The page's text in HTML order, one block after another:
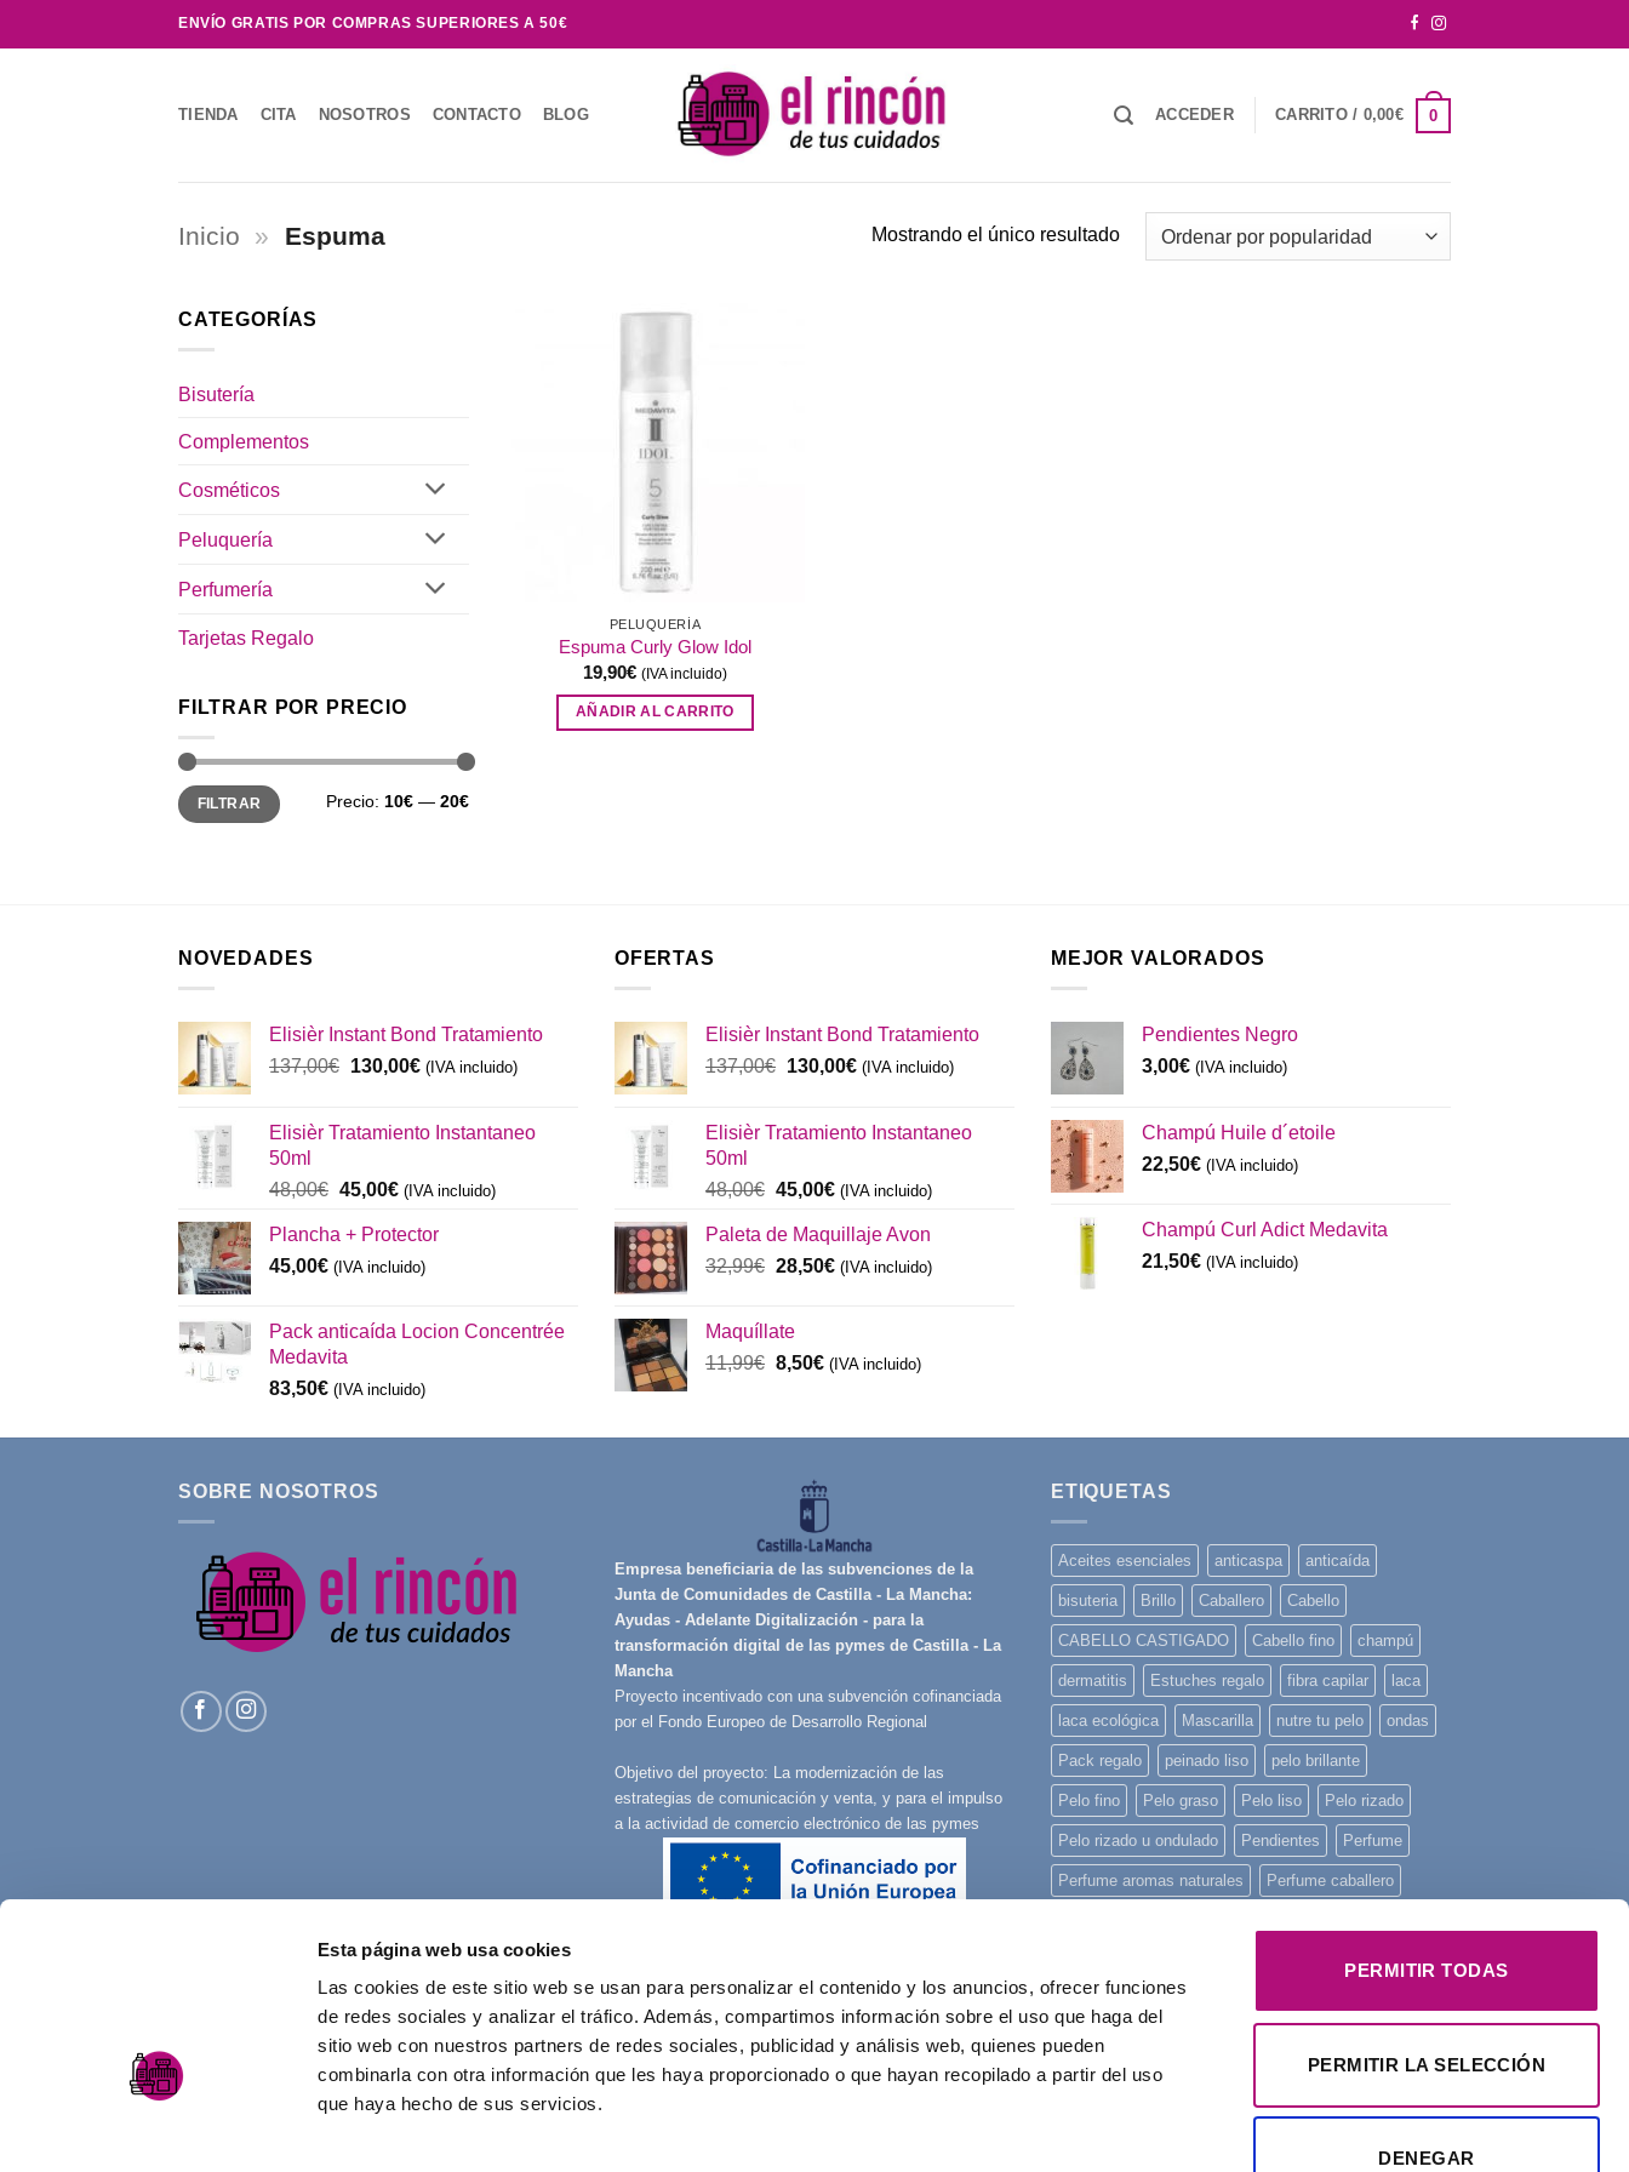
Esta página web usa cookies
Las cookies de este sitio web se usan para personalizar el contenido y los anuncios, ofrecer funciones
de redes sociales y analizar el tráfico. Además, compartimos información sobre el uso que haga del
sitio web con nuestros partners de redes sociales, publicidad y análisis web, quienes pueden
combinarla con otra información que les haya proporcionado o que hayan recopilado a partir del uso
que haya hecho de sus servicios.
PERMITIR TODAS
PERMITIR LA SELECCIÓN
DENEGAR
al
ENVÍO GRATIS POR COMPRAS SUPERIORES A 50€
TIENDA CITA NOSOTROS CONTACTO BLOG ACCEDER CARRITO / 0,00€ 0
Inicio » Espuma Mostrando el único resultado
CATEGORÍAS
Bisutería
Complementos
Cosméticos
Peluquería
Perfumería
Tarjetas Regalo
FILTRAR POR PRECIO
Precio
mínimo
Precio
máximo
FILTRAR Precio: 10€ — 20€
PELUQUERÍA
Espuma Curly Glow Idol
19,90€ (IVA incluido)
AÑADIR AL CARRITO
NOVEDADES
Elisièr Instant Bond Tratamiento
137,00€ El
era:
130,00€El
es:
(IVA incluido)
Elisièr Tratamiento Instantaneo
50ml
48,00€ El
original
era:
45,00€El
actual
es:
(IVA incluido)
Plancha + Protector
45,00€ (IVA incluido)
Pack anticaída Locion Concentrée
Medavita
83,50€ (IVA incluido)
OFERTAS
Elisièr Instant Bond Tratamiento
137,00€ El
era:
130,00€El
es:
(IVA incluido)
Elisièr Tratamiento Instantaneo
50ml
48,00€ El
original
era:
45,00€El
actual
es:
(IVA incluido)
Paleta de Maquillaje Avon
32,99€ El
era:
32,99€.
28,50€El
28,50€.
(IVA incluido)
Maquíllate
11,99€ El
era:
8,50€El
es:
(IVA incluido)
MEJOR VALORADOS
Pendientes Negro
3,00€ (IVA incluido)
Champú Huile d´etoile
22,50€ (IVA incluido)
Champú Curl Adict Medavita
21,50€ (IVA incluido)
SOBRE NOSOTROS
Empresa beneficiaria de las subvenciones de la
Junta de Comunidades de Castilla - La Mancha:
Ayudas - Adelante Digitalización - para la
transformación digital de las pymes de Castilla - La
Mancha
Proyecto incentivado con una subvención cofinanciada
por el Fondo Europeo de Desarrollo Regional
Objetivo del proyecto: La modernización de las
estrategias de comunicación y venta, y para el impulso
a la actividad de comercio electrónico de las pymes
ETIQUETAS
Aceites esenciales anticaspa anticaída
bisuteria Brillo Caballero Cabello
CABELLO CASTIGADO Cabello fino champú
dermatitis Estuches regalo fibra capilar laca
laca ecológica Mascarilla nutre tu pelo ondas
Pack regalo peinado liso pelo brillante
Pelo fino Pelo graso Pelo liso Pelo rizado
Pelo rizado u ondulado Pendientes Perfume
Perfume aromas naturales Perfume caballero
piscina
reconstruye tu pelo
regalos rizos